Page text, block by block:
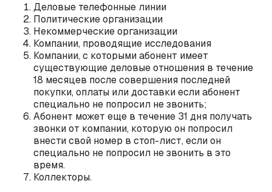
Деловые телефонные линии
Политические организации
Некоммерческие организации
Компании, проводящие исследования
Компании, с которыми абонент имеет
существующие деловые отношения в течение
18 месяцев после совершения последней
покупки, оплаты или доставки если абонент
специально не попросил не звонить;
Абонент может еще в течение 31 дня получать
звонки от компании, которую он попросил
внести свой номер в стоп-лист, если он
специально не попросил не звонить в это
время.
Коллекторы.